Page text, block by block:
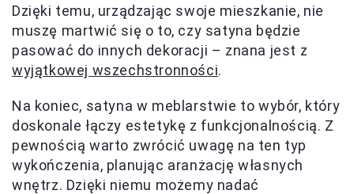
Dzięki temu, urządzając swoje mieszkanie, nie
muszę martwić się o to, czy satyna będzie
pasować do innych dekoracji – znana jest z
wyjątkowej wszechstronności.
Na koniec, satyna w meblarstwie to wybór, który
doskonale łączy estetykę z funkcjonalnością. Z
pewnością warto zwrócić uwagę na ten typ
wykończenia, planując aranżację własnych
wnętrz. Dzięki niemu możemy nadać